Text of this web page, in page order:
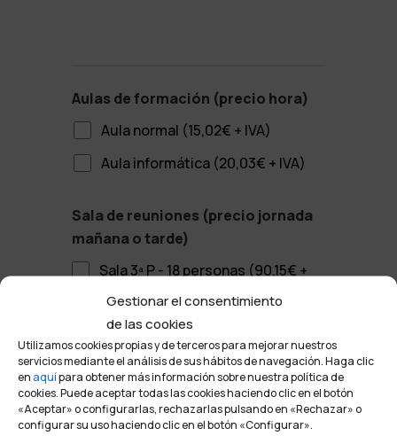
Gestionar el consentimiento
de las cookies
Utilizamos cookies propias y de terceros para mejorar nuestros
servicios mediante el análisis de sus hábitos de navegación. Haga clic
en aquípara obtener más información sobre nuestra política de
cookies. Puede aceptar todas las cookies haciendo clic en el botón
«Aceptar» o configurarlas, rechazarlas pulsando en «Rechazar» o
configurar su uso haciendo clic en el botón «Configurar».
Aulas de formación (precio hora)
Aula normal (15,02€ + IVA)
Aula informática (20,03€ + IVA)
Sala de reuniones (precio jornada
mañana o tarde)
Sala 3ª P - 18 personas (90,15€ +
Sala 3ª P - 15 personas (90,15€ +
IVA)
Sala 4ª P - 50 personas (210,35€ +
IVA)